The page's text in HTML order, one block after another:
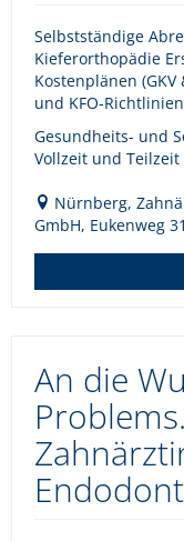
Selbstständige
Kieferorthopädie
Kostenplänen (GKV
und KFO-
Gesundheits- und
Vollzeit und Teilzeit
Nürnberg,
GmbH, Eukenweg
An die